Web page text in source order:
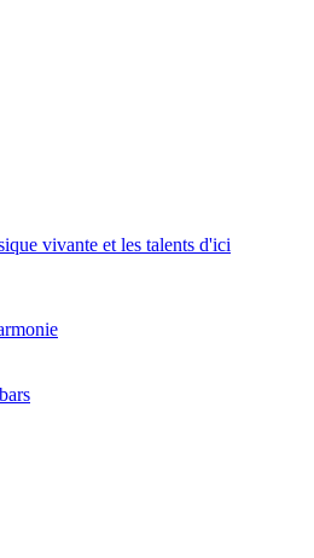
vivante et les talents d'ici